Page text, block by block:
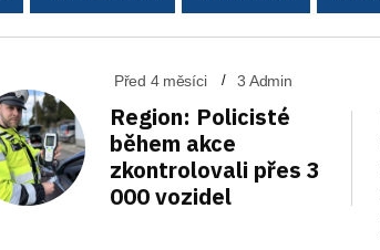
Před 4 měsíci 3 Admin
Region: Policisté
během akce
zkontrolovali přes 3
000 vozidel